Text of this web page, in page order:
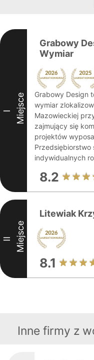
I Miejsce
Grabowy
Wymiar
Grabowy Design
wymiar
Mazowieckiej
zajmujący się
projektów
Przedsiębiorstwo
indywidualnych
8.2
II Miejsce
Litewiak
8.1
Inne firmy z